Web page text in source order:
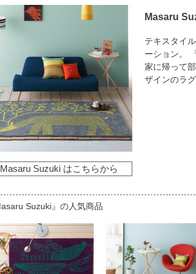
Masaru Suzuki はこちらから
Masaru
テキスタイ
ーション。
家に帰って
ザインのラ
Suzuki』の人気商品